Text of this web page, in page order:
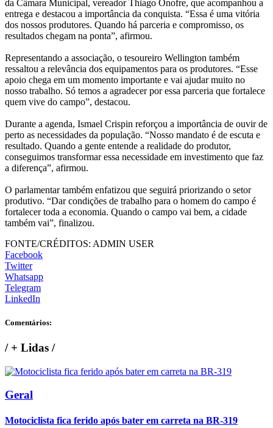
da Câmara Municipal, vereador Thiago Onofre, que acompanhou a
entrega e destacou a importância da conquista. “Essa é uma vitória
dos nossos produtores. Quando há parceria e compromisso, os
resultados chegam na ponta”, afirmou.
Representando a associação, o tesoureiro Wellington também
ressaltou a relevância dos equipamentos para os produtores. “Esse
apoio chega em um momento importante e vai ajudar muito no
nosso trabalho. Só temos a agradecer por essa parceria que fortalece
quem vive do campo”, destacou.
Durante a agenda, Ismael Crispin reforçou a importância de ouvir de
perto as necessidades da população. “Nosso mandato é de escuta e
resultado. Quando a gente entende a realidade do produtor,
conseguimos transformar essa necessidade em investimento que faz
a diferença”, afirmou.
O parlamentar também enfatizou que seguirá priorizando o setor
produtivo. “Dar condições de trabalho para o homem do campo é
fortalecer toda a economia. Quando o campo vai bem, a cidade
também vai”, finalizou.
FONTE/CRÉDITOS: ADMIN USER
Facebook
Twitter
Whatsapp
Telegram
LinkedIn
Comentários:
/+ Lidas /
Geral
Motociclista fica ferido após bater em carreta na BR-319